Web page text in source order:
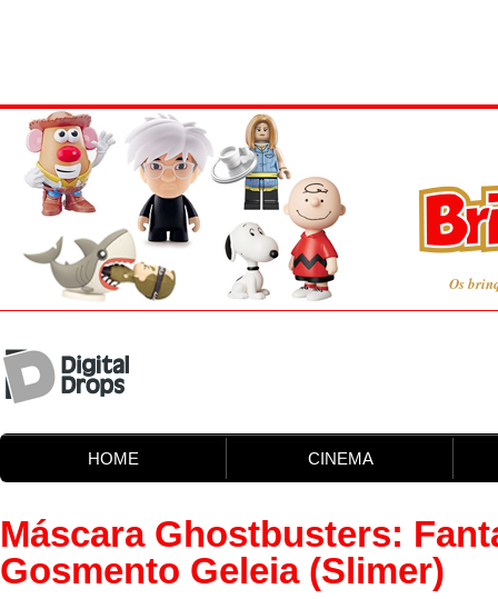
Os
HOME CINEMA
Máscara Ghostbusters:
Gosmento Geleia (Slimer)